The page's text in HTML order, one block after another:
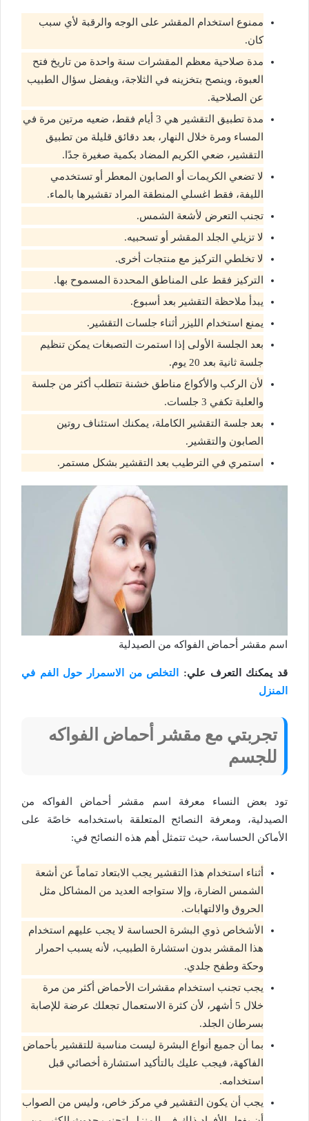
ممنوع استخدام المقشر على الوجه والرقبة لأي سبب
كان.
مدة صلاحية معظم المقشرات سنة واحدة من تاريخ فتح
العبوة، وينصح بتخزينه في الثلاجة، ويفضل سؤال الطبيب
عن الصلاحية.
مدة تطبيق التقشير هي 3 أيام فقط، ضعيه مرتين مرة في
المساء ومرة ​​خلال النهار، بعد دقائق قليلة من تطبيق
التقشير، ضعي الكريم المضاد بكمية صغيرة جدًا.
لا تضعي الكريمات أو الصابون المعطر أو تستخدمي
الليفة، فقط اغسلي المنطقة المراد تقشيرها بالماء.
تجنب التعرض لأشعة الشمس.
لا تزيلي الجلد المقشر أو تسحبيه.
لا تخلطي التركيز مع منتجات أخرى.
التركيز فقط على المناطق المحددة المسموح بها.
يبدأ ملاحظة التقشير بعد أسبوع.
يمنع استخدام الليزر أثناء جلسات التقشير.
بعد الجلسة الأولى إذا استمرت التصبغات يمكن تنظيم
جلسة ثانية بعد 20 يوم.
لأن الركب والأكواع مناطق خشنة تتطلب أكثر من جلسة
والعلبة تكفي 3 جلسات.
بعد جلسة التقشير الكاملة، يمكنك استئناف روتين
الصابون والتقشير.
استمري في الترطيب بعد التقشير بشكل مستمر.
اسم مقشر أحماض الفواكه من الصيدلية
قد يمكنك التعرف علي:
التخلص من الاسمرار حول الفم في
المنزل
تجربتي مع مقشر أحماض الفواكه
للجسم
تود بعض النساء معرفة اسم مقشر أحماض الفواكه من
الصيدلية، ومعرفة النصائح المتعلقة باستخدامه خاصًة على
الأماكن الحساسة، حيث تتمثل أهم هذه النصائح في:
أثناء استخدام هذا التقشير يجب الابتعاد تماماً عن أشعة
الشمس الضارة، وإلا ستواجه العديد من المشاكل مثل
الحروق والالتهابات.
الأشخاص ذوي البشرة الحساسة لا يجب عليهم استخدام
هذا المقشر بدون استشارة الطبيب، لأنه يسبب احمرار
وحكة وطفح جلدي.
يجب تجنب استخدام مقشرات الأحماض أكثر من مرة
خلال 5 أشهر، لأن كثرة الاستعمال تجعلك عرضة للإصابة
بسرطان الجلد.
بما أن جميع أنواع البشرة ليست مناسبة للتقشير بأحماض
الفاكهة، فيجب عليك بالتأكيد استشارة أخصائي قبل
استخدامه.
يجب أن يكون التقشير في مركز خاص، وليس من الصواب